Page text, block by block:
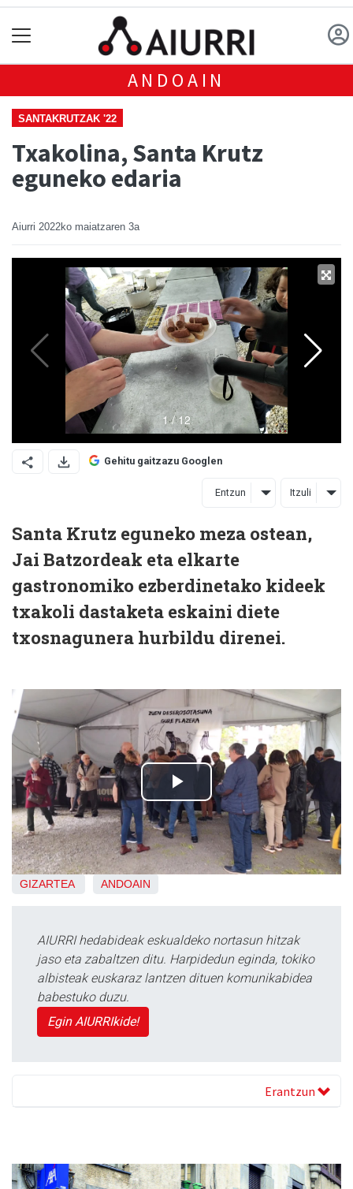
ANDOAIN
SANTAKRUTZAK '22
Txakolina, Santa Krutz
eguneko edaria
Aiurri 2022ko maiatzaren 3a
Gehitu gaitzazu Googlen
Entzun Itzuli
Santa Krutz eguneko meza ostean,
Jai Batzordeak eta elkarte
gastronomiko ezberdinetako kideek
txakoli dastaketa eskaini diete
txosnagunera hurbildu direnei.
GIZARTEA ANDOAIN
AIURRI hedabideak eskualdeko nortasun hitzak
jaso eta zabaltzen ditu. Harpidedun eginda, tokiko
albisteak euskaraz lantzen dituen komunikabidea
babestuko duzu.
Egin AIURRIkide!
Erantzun